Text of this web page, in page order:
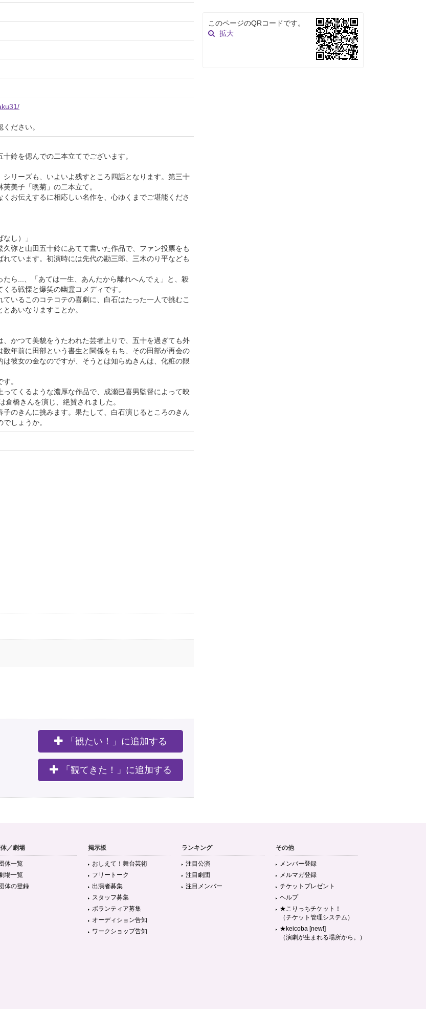
ださい。
鈴を偲んでの二本立てでございます。
リーズも、いよいよ残すところ四話となります。第三十
美子「晩菊」の二本立て。
お伝えするに相応しい名作を、心ゆくまでご堪能くださ
し）」
弥と山田五十鈴にあてて書いた作品で、ファン投票をも
ています。初演時には先代の勘三郎、三木のり平なども
ら...、「あては一生、あんたから離れへんでぇ」と、殺
る戦慄と爆笑の幽霊コメディです。
いるこのコテコテの喜劇に、白石はたった一人で挑むこ
あいなりますことか。
かつて美貌をうたわれた芸者上りで、五十を過ぎても外
数年前に田部という書生と関係をもち、その田部が再会の
彼女の金なのですが、そうとは知らぬきんは、化粧の限
。
てくるような濃厚な作品で、成瀬巳喜男監督によって映
橋きんを演じ、絶賛されました。
のきんに挑みます。果たして、白石演じるところのきん
しょうか。
「観たい！」に追加する
「観てきた！」に追加する
このページのQRコードです。
拡大
体／劇場
団体一覧
場一覧
団体の登録
掲示板
おしえて！舞台芸術
フリートーク
出演者募集
スタッフ募集
ボランティア募集
オーディション告知
ワークショップ告知
ランキング
注目公演
注目劇団
注目メンバー
その他
メンバー登録
メルマガ登録
チケットプレゼント
ヘルプ
★こりっちチケット！
（チケット管理システム）
★keicoba [new!]
（演劇が生まれる場所から。）